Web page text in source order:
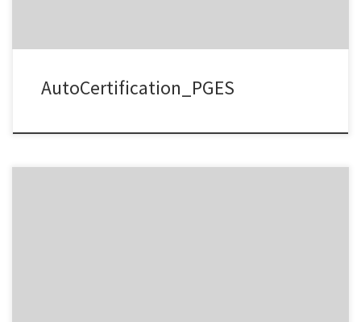
AutoCertification_PGES